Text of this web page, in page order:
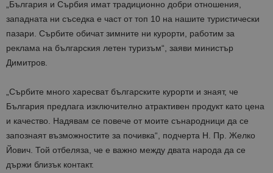
„България и Сърбия имат традиционно добри отношения,
западната ни съседка е част от топ 10 на нашите туристически
пазари. Сърбите обичат зимните ни курорти, работим за
реклама на българския летен туризъм“, заяви министър
Димитров.
„Сърбите много харесват българските курорти и знаят, че
България предлага изключително атрактивен продукт като цена
и качество. Надявам се повече от моите сънародници да се
запознаят възможностите за почивка“, подчерта Н. Пр. Желко
Йович. Той отбеляза, че е важно между двата народа да се
държи близък контакт.